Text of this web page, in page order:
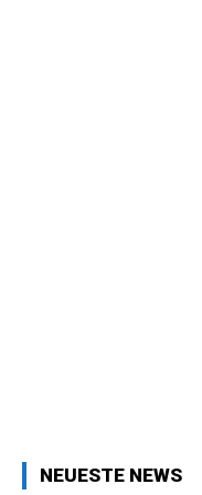
NEUESTE NEWS